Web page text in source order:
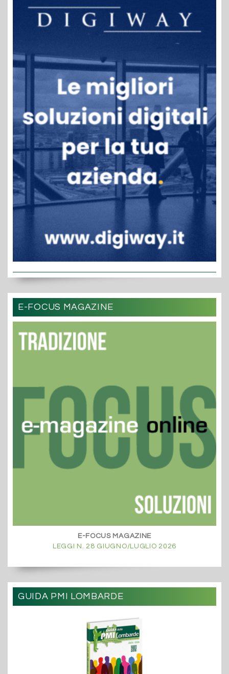
E-FOCUS MAGAZINE
E-FOCUS MAGAZINE
LEGGI N. 28 GIUGNO/LUGLIO 2026
GUIDA PMI LOMBARDE